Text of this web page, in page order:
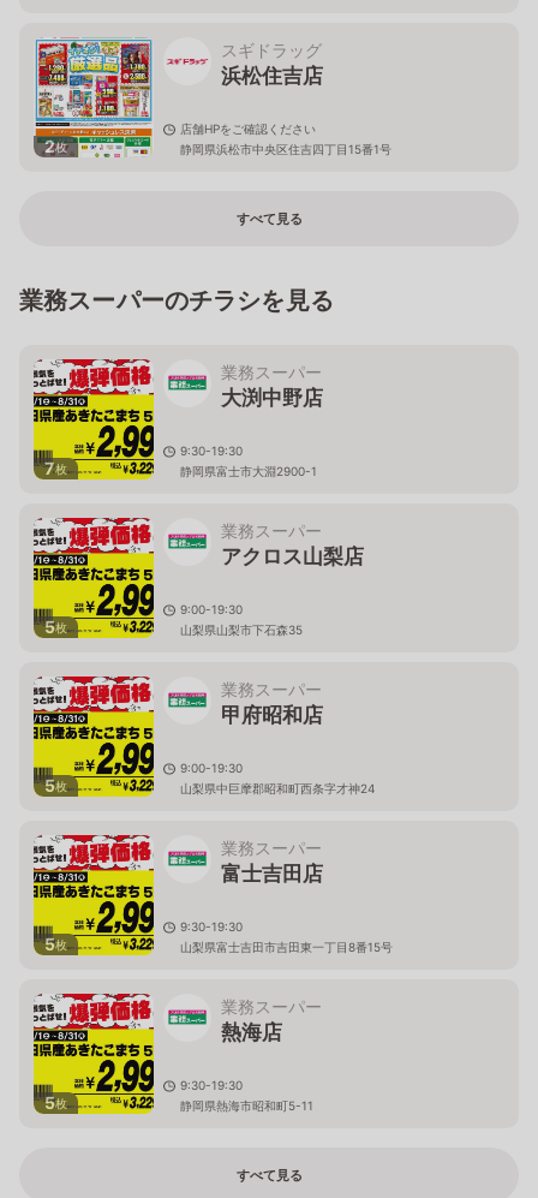
2枚
スギドラッグ
浜松住吉店
店舗HPをご確認ください
静岡県浜松市中央区住吉四丁目15番1号
すべて見る
業務スーパーのチラシを見る
7枚
業務スーパー
大渕中野店
9:30-19:30
静岡県富士市大淵2900-1
5枚
業務スーパー
アクロス山梨店
9:00-19:30
山梨県山梨市下石森35
5枚
業務スーパー
甲府昭和店
9:00-19:30
山梨県中巨摩郡昭和町西条字才神24
5枚
業務スーパー
富士吉田店
9:30-19:30
山梨県富士吉田市吉田東一丁目8番15号
5枚
業務スーパー
熱海店
9:30-19:30
静岡県熱海市昭和町5-11
すべて見る